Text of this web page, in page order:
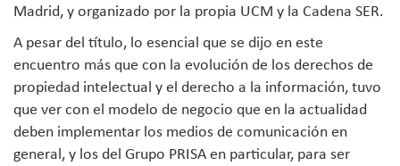
Madrid, y organizado por la propia UCM y la Cadena SER.
A pesar del título, lo esencial que se dijo en este
encuentro más que con la evolución de los derechos de
propiedad intelectual y el derecho a la información, tuvo
que ver con el modelo de negocio que en la actualidad
deben implementar los medios de comunicación en
general, y los del Grupo PRISA en particular, para ser